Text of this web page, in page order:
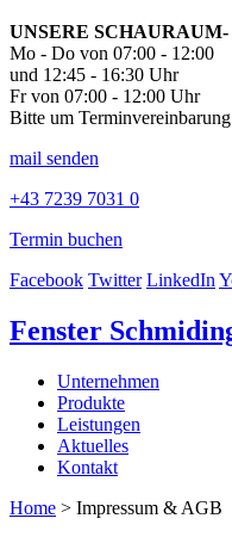
UNSERE
Mo - Do von 07:00 - 12:00
und 12:45 - 16:30 Uhr
Fr von 07:00 - 12:00 Uhr
Bitte um Terminvereinbarung
mail senden
+43 7239 7031 0
Termin buchen
Facebook Twitter LinkedIn
Fenster
Unternehmen
Produkte
Leistungen
Aktuelles
Kontakt
Home > Impressum & AGB